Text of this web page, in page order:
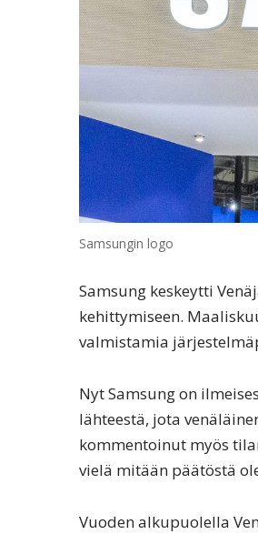
Samsungin logo
Samsung keskeytti
kehittymiseen.
valmistamia
Nyt Samsung on
lähteestä, jota
kommentoinut myös
vielä mitään päätöstä
Vuoden alkupuolella